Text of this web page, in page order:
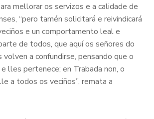
mellorar os servizos e a calidade de
“pero tamén solicitará e reivindicará
e un comportamento leal e
de todos, que aquí os señores do
volven a confundirse, pensando que o
lles pertenece; en Trabada non, o
a todos os veciños”, remata a